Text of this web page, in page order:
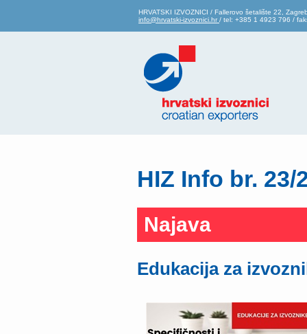
HRVATSKI IZVOZNICI / Fallerovo šetalište 22,
info@hrvatski-izvoznici.hr / tel: +385 1 4923 796 /
HIZ Info br. 23/
Najava
Edukacija za